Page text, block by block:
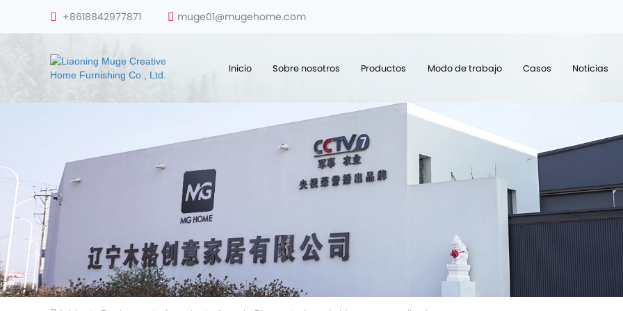
+8618842977871 muge01@mugehome.com
Inicio Sobre nosotros Productos Modo de trabajo Casos Noticias